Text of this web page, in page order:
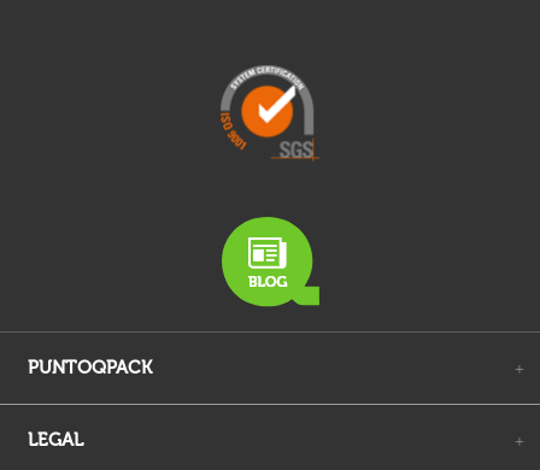
PUNTOQPACK +
LEGAL +